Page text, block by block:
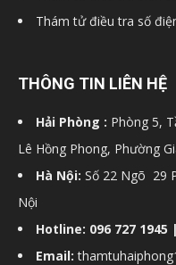
Thám tử điều tra số
THÔNG TIN LIÊN HỆ
Hải Phòng : Phòng 5,
Lê Hồng Phong, Phường
Hà Nội: Số 22 Ngõ 29
Nội
Hotline: 096 727 1945
Email: